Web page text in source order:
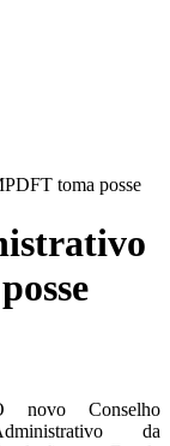
toma posse
novo Conselho
da